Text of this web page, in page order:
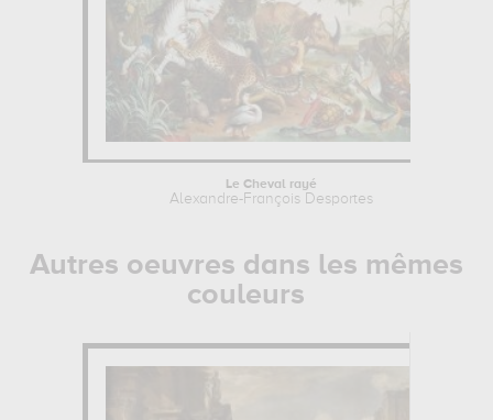
Le Cheval rayé
Alexandre-François Desportes
Autres oeuvres dans les mêmes
couleurs